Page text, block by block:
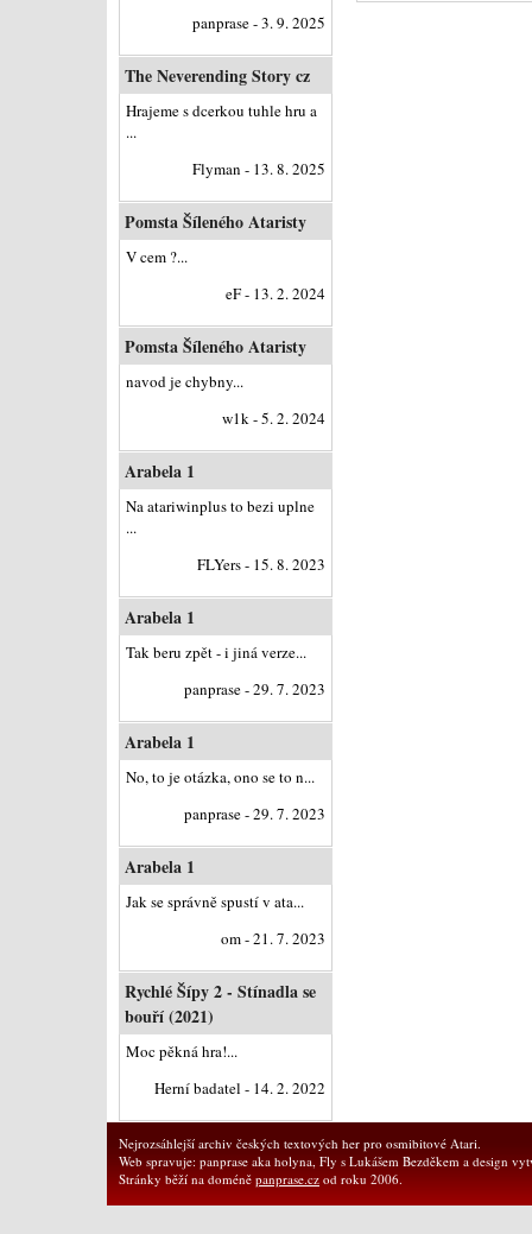
panprase - 3. 9. 2025
The Neverending Story cz
Hrajeme s dcerkou tuhle hru a
...
Flyman - 13. 8. 2025
Pomsta Šíleného Ataristy
V cem ?...
eF - 13. 2. 2024
Pomsta Šíleného Ataristy
navod je chybny...
w1k - 5. 2. 2024
Arabela 1
Na atariwinplus to bezi uplne
...
FLYers - 15. 8. 2023
Arabela 1
Tak beru zpět - i jiná verze...
panprase - 29. 7. 2023
Arabela 1
No, to je otázka, ono se to n...
panprase - 29. 7. 2023
Arabela 1
Jak se správně spustí v ata...
om - 21. 7. 2023
Rychlé Šípy 2 - Stínadla se
bouří (2021)
Moc pěkná hra!...
Herní badatel - 14. 2. 2022
Nejrozsáhlejší archiv českých textových her pro osmibitové Atari.
Web spravuje: panprase aka holyna, Fly s Lukášem Bezděkem a design
Stránky běží na doméně panprase.cz od roku 2006.